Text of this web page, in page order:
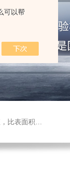
可以帮
氧化碳反应测定仪